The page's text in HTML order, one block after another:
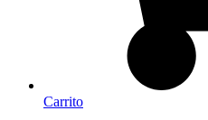
Carrito